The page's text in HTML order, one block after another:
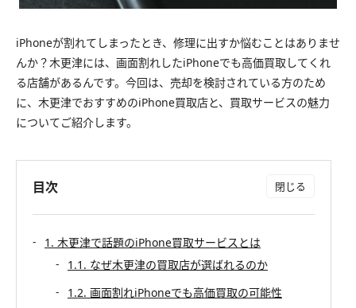
iPhoneが割れてしまったとき、修理に出すか悩むことはありませ
んか？木更津には、画面割れしたiPhoneでも高価買取してくれ
る店舗があるんです。今回は、売却を検討されている方のため
に、木更津でおすすめのiPhone買取店と、買取サービスの魅力
についてご紹介します。
目次
1. 木更津で話題のiPhone買取サービスとは
1.1. なぜ木更津の買取店が選ばれるのか
1.2. 画面割れiPhoneでも高価買取の可能性